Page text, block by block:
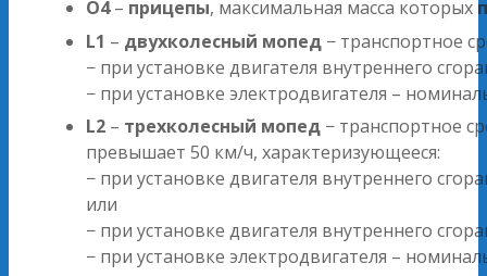
O4– прицепы, максимальная масса которых
L1 – двухколесный мопед − транспортное
− при установке двигателя внутреннего
− при установке электродвигателя –
L2 – трехколесный мопед − транспортное
превышает 50 км/ч, характеризующееся:
− при установке двигателя внутреннего
или
− при установке двигателя внутреннего
− при установке электродвигателя –